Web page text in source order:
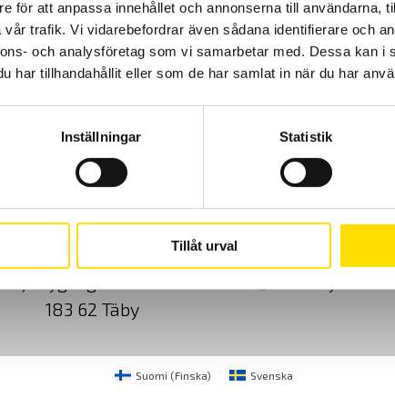
för att anpassa innehållet och annonserna till användarna,
trafik. Vi vidarebefordrar även sådana identifierare och
och analysföretag som vi samarbetar med. Dessa kan i
har tillhandahållit eller som de har samlat in när du har
Inställningar Statistik
Tillåt urval
1,115.00 kr–3,160.00krPrisintervall:
1,115.00 kr
till
3,160.00 kr
LÄS MER
183 62 Täby
08-50 52 68 00
Suomi (Finska) Svenska